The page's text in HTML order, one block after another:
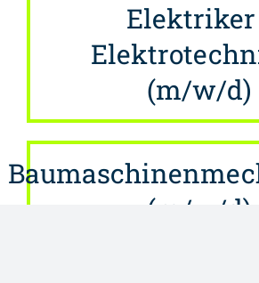
(m/w/d)
(m/w/d)